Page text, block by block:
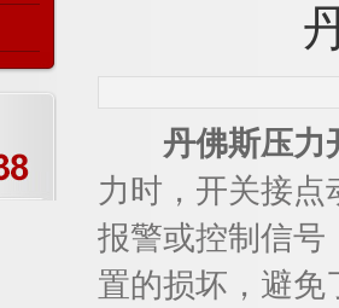
丹佛斯压力
力时，开关接
报警或控制信号
置的损坏，避免